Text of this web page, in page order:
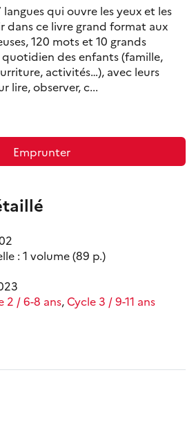
qui ouvre les yeux et les
dans ce livre grand format aux
120 mots et 10 grands
des enfants (famille,
activités…), avec leurs
lire, observer, c...
Emprunter
: 1 volume (89 p.)
2 / 6-8 ans,Cycle 3 / 9-11 ans